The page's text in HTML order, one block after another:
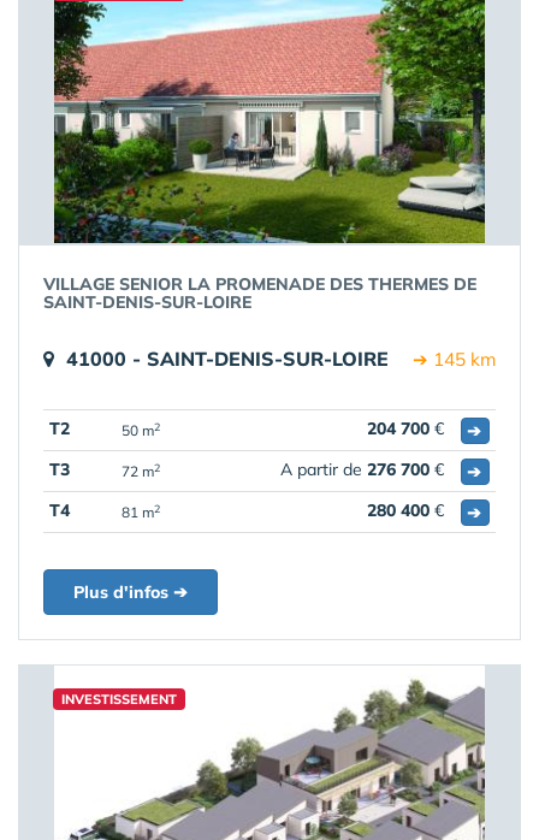
VILLAGE SENIOR LA PROMENADE DES THERMES DE
SAINT-DENIS-SUR-LOIRE
41000 - SAINT-DENIS-SUR-LOIRE ➔ 145 km
T2 50 m2 204 700 €
➔
T3
72 m2 A partir de 276 700 €
➔
T4
81 m2 280 400 € ➔
Plus d'infos ➔
INVESTISSEMENT